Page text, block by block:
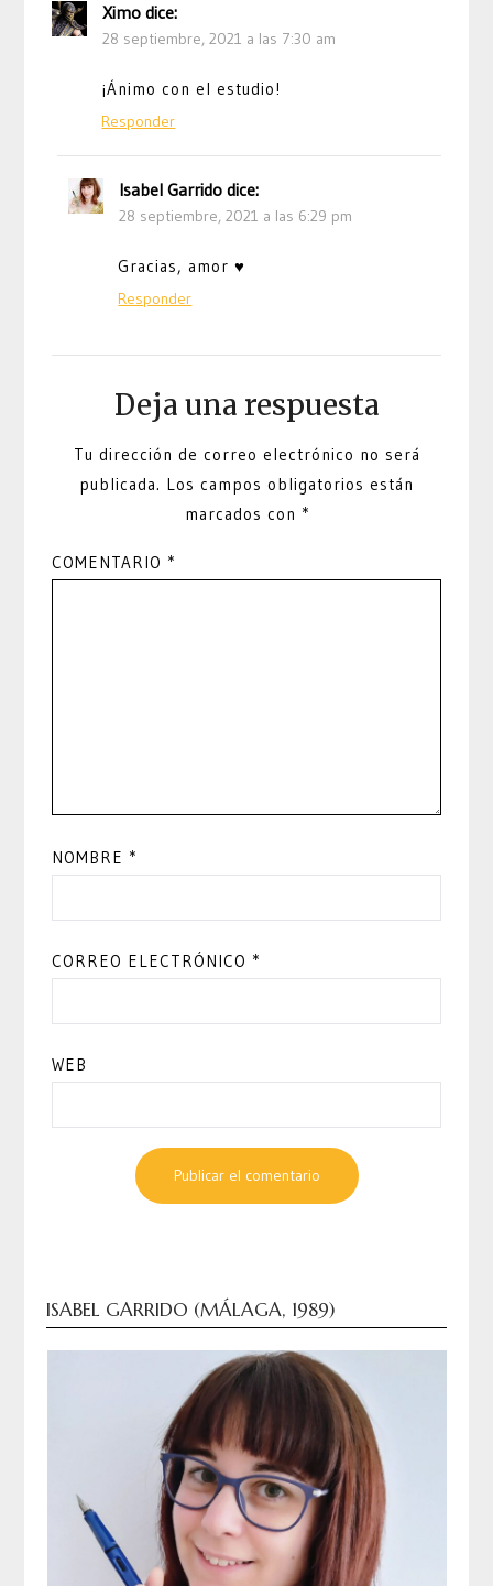
Ximo dice:
28 septiembre, 2021 a las 7:30 am
¡Ánimo con el estudio!
Responder
Isabel Garrido dice:
28 septiembre, 2021 a las 6:29 pm
Gracias, amor ♥
Responder
Deja una respuesta
Tu dirección de correo electrónico no será
publicada. Los campos obligatorios están
marcados con *
COMENTARIO *
NOMBRE *
CORREO ELECTRÓNICO *
WEB
ISABEL GARRIDO (MÁLAGA, 1989)